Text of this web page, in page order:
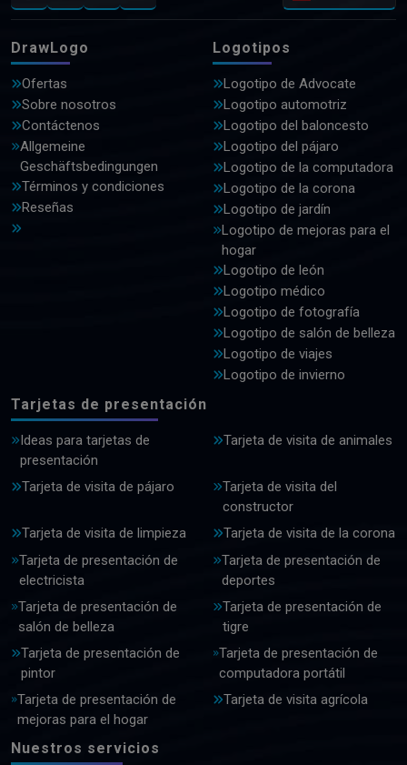
DrawLogo
Ofertas
Sobre nosotros
Contáctenos
Allgemeine
Geschäftsbedingungen
Términos y condiciones
Reseñas
Logotipos
Logotipo de Advocate
Logotipo automotriz
Logotipo del baloncesto
Logotipo del pájaro
Logotipo de la computadora
Logotipo de la corona
Logotipo de jardín
Logotipo de mejoras para el
hogar
Logotipo de león
Logotipo médico
Logotipo de fotografía
Logotipo de salón de belleza
Logotipo de viajes
Logotipo de invierno
Tarjetas de presentación
Ideas para tarjetas de
presentación
Tarjeta de visita de animales
Tarjeta de visita de pájaro
Tarjeta de visita del
constructor
Tarjeta de visita de limpieza
Tarjeta de visita de la corona
Tarjeta de presentación de
electricista
Tarjeta de presentación de
deportes
Tarjeta de presentación de
salón de belleza
Tarjeta de presentación de
tigre
Tarjeta de presentación de
pintor
Tarjeta de presentación de
computadora portátil
Tarjeta de presentación de
mejoras para el hogar
Tarjeta de visita agrícola
Nuestros servicios